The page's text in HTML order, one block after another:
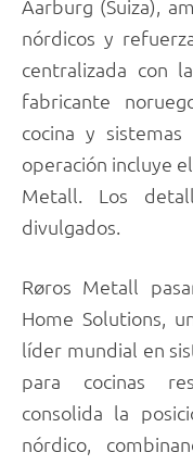
Aarburg (Suiza),
nórdicos y
centralizada con la
fabricante
cocina y
operación incluye
Metall. Los
divulgados.
Røros Metall
Home Solutions,
líder mundial en
para cocinas
consolida la
nórdico,